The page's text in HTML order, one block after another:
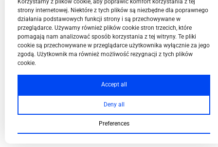
BPN-T Area
BPN-T Offer
Korzystamy z plików cookie, aby poprawić komfort korzystania z tej
strony internetowej. Niektóre z tych plików są niezbędne dla poprawnego
działania podstawowych funkcji strony i są przechowywane w
przeglądarce. Używamy również plików cookie stron trzecich, które
pomagają nam analizować sposób korzystania z tej witryny. Te pliki
cookie są przechowywane w przeglądarce użytkownika wyłącznie za jego
zgodą. Użytkownik ma również możliwość rezygnacji z tych plików
cookie.
Accept all
Deny all
Preferences